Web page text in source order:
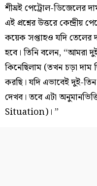
শীঘ্রই পেট্রোল-ডিজেলের
এই প্রশ্নের উত্তরে কেন্দ্রীয়
কয়েক সপ্তাহও যদি তেলের
হবে। তিনি বলেন, “আমরা
কিনেছিলাম (তখন চড়া
করছি। যদি এভাবেই দুই-
দেখব। তবে এটা
Situation)। ”